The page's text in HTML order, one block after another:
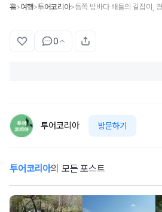
홈>여행>투어코리아>동쪽 밤바다 배들의 길잡이,
0
투어코리아 방문하기
투어코리아의 모든 포스트